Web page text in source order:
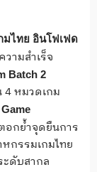
มไทย อินโฟเฟด
ามสำเร็จ
Batch 2
หมวดเกม
Game
อกย้ำจุดยืนการ
กรรมเกมไทย
ดับสากล